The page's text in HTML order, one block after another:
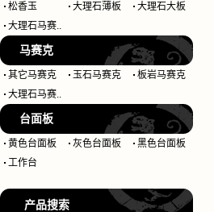
松香玉 大理石薄板
大理石大板
大理石马赛..
马赛克
其它马赛克 玉石马赛克
板岩马赛克
大理石马赛..
台面板
黄色台面板 灰色台面板
黑色台面板
工作台
产品搜索